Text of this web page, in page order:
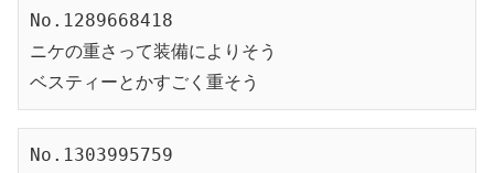
No.1289668418
ニケの重さって装備によりそう
ベスティーとかすごく重そう
No.1303995759